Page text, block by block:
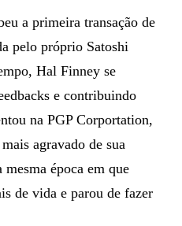
a primeira transação de
pelo próprio Satoshi
Hal Finney se
e contribuindo
na PGP Corportation,
agravado de sua
época em que
de vida e parou de fazer